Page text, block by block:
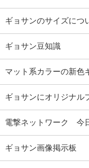
ギョサンのサイズにつ
ギョサン豆知識
マット系カラーの新色
ギョサンにオリジナル
電撃ネットワーク 今
ギョサン画像掲示板